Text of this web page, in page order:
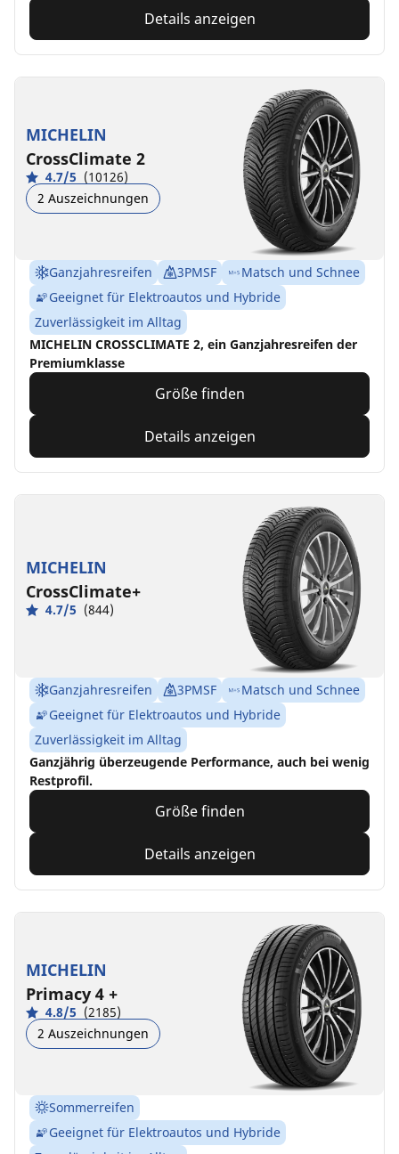
Details anzeigen
MICHELIN
CrossClimate 2
4.7/5 (10126)
2 Auszeichnungen
Ganzjahresreifen 3PMSF
Matsch und Schnee
Geeignet für Elektroautos und Hybride
Zuverlässigkeit im Alltag
MICHELIN CROSSCLIMATE 2, ein Ganzjahresreifen der
Premiumklasse
Größe finden
Details anzeigen
MICHELIN
CrossClimate+
4.7/5 (844)
Ganzjahresreifen 3PMSF
Matsch und Schnee
Geeignet für Elektroautos und Hybride
Zuverlässigkeit im Alltag
Ganzjährig überzeugende Performance, auch bei wenig
Restprofil.
Größe finden
Details anzeigen
MICHELIN
Primacy 4 +
4.8/5 (2185)
2 Auszeichnungen
Sommerreifen
Geeignet für Elektroautos und Hybride